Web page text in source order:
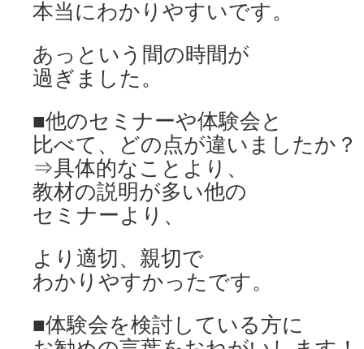
本当にわかりやすいです。
あっという間の時間が
過ぎました。
■他のセミナーや体験会と
比べて、どの点が違いましたか？
⇒具体的なことより、
教材の説明が多い他の
セミナーより、
より適切、親切で
わかりやすかったです。
■体験会を検討している方に